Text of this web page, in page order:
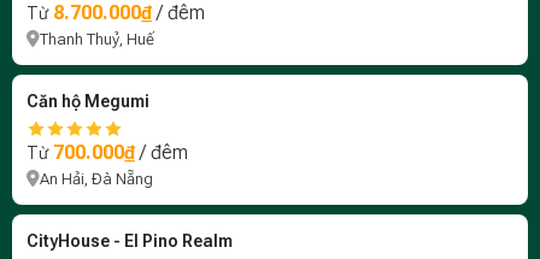
Từ 8.700.000₫/ đêm
Thanh Thuỷ, Huế
Căn hộ Megumi
Từ 700.000₫/ đêm
An Hải, Đà Nẵng
CityHouse - El Pino Realm